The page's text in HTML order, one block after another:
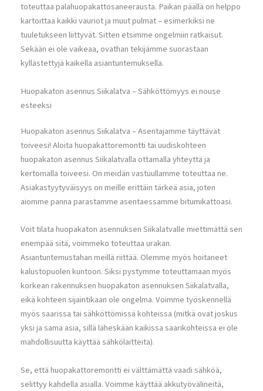
toteuttaa palahuopakattosaneerausta. Paikan päällä on helppo
kartoittaa kaikki vauriot ja muut pulmat – esimerkiksi ne
tuuletukseen liittyvät. Sitten etsimme ongelmiin ratkaisut.
Sekään ei ole vaikeaa, ovathan tekijämme suorastaan
kyllästettyjä kaikella asiantuntemuksella.
Huopakaton asennus Siikalatva – Sähköttömyys ei nouse
esteeksi
Huopakaton asennus Siikalatva – Asentajamme täyttävät
toiveesi! Aloita huopakattoremontti tai uudiskohteen
huopakaton asennus Siikalatvalla ottamalla yhteyttä ja
kertomalla toiveesi. On meidän vastuullamme toteuttaa ne.
Asiakastyytyväisyys on meille erittäin tärkeä asia, joten
aiomme panna parastamme asentaessamme bitumikattoasi.
Voit tilata huopakaton asennuksen Siikalatvalle miettimättä sen
enempää sitä, voimmeko toteuttaa urakan.
Asiantuntemustahan meillä riittää. Olemme myös hoitaneet
kalustopuolen kuntoon. Siksi pystymme toteuttamaan myös
korkean rakennuksen huopakaton asennuksen Siikalatvalla,
eikä kohteen sijaintikaan ole ongelma. Voimme työskennellä
myös saarissa tai sähköttömissä kohteissa (mitkä ovat joskus
yksi ja sama asia, sillä läheskään kaikissa saarikohteissa ei ole
mahdollisuutta käyttää sähkölaitteita).
Se, että huopakattoremontti ei välttämättä vaadi sähköä,
selittyy kahdella asialla. Voimme käyttää akkutyövälineitä,